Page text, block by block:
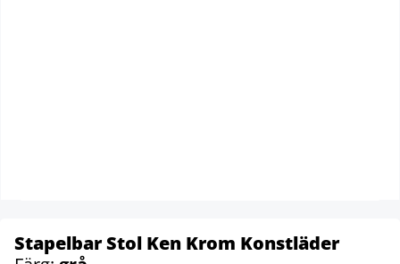
Stapelbar Stol Ken Krom Konstläder